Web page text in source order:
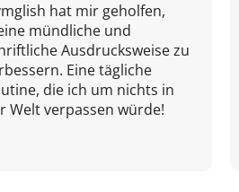
hat mir geholfen,
mündliche und
Ausdrucksweise zu
Eine tägliche
die ich um nichts in
Welt verpassen würde!